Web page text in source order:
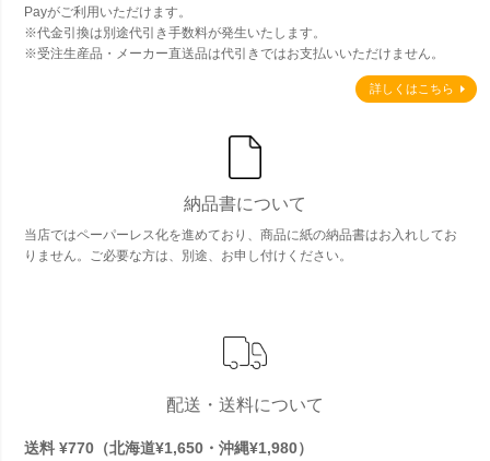
Payがご利用いただけます。
※代金引換は別途代引き手数料が発生いたします。
※受注生産品・メーカー直送品は代引きではお支払いいただけません。
詳しくはこちら
納品書について
当店ではペーパーレス化を進めており、商品に紙の納品書はお入れしてお
りません。ご必要な方は、別途、お申し付けください。
配送・送料について
送料 ¥770（北海道¥1,650・沖縄¥1,980）